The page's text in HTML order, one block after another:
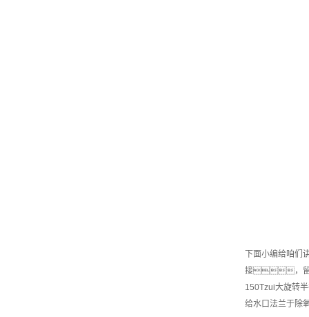
下面小编给咱们
接，留
150Tzui大旋转
给水口法兰于